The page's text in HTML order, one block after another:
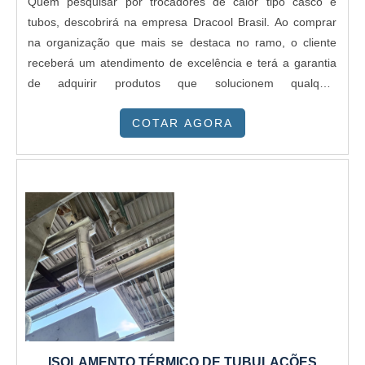
tubos, descobrirá na empresa Dracool Brasil. Ao comprar
na organização que mais se destaca no ramo, o cliente
receberá um atendimento de excelência e terá a garantia
de adquirir produtos que solucionem qualquer
TIPO CASCO E TUBOSQuem procura por trocadores de
segurança, depara com a Dracool Brasil. Atuando com
companhia disponibiliza tudo o que há de mais atual no
mercado.Ainda focando em trocadores de calor tipo casco
e tubos, deve-se descartar empresas que não tenham
produtos e serviços com ótima qualidade e precisão,
pequenos detalhes, mas de grande valia para saber a
procedência e seriedade da empresa.É importante lembrar
que o produto deve sempre ser adquirido com companhias
COTAR AGORA
ISOLAMENTO TÉRMICO DE TUBULAÇÕES